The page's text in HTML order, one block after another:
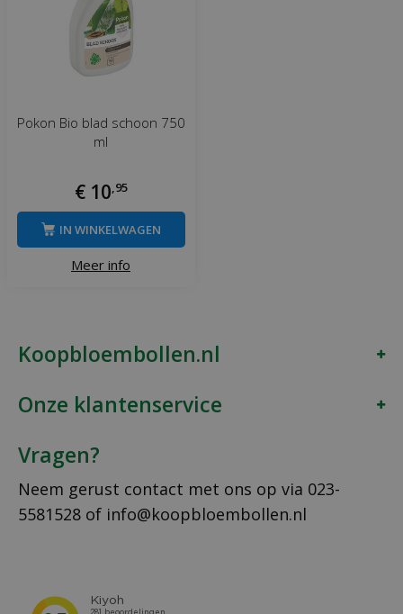
Pokon Bio blad schoon 750
ml
€ 10 95
Meer info
IN WINKELWAGEN
Koopbloembollen.nl
Onze klantenservice
Vragen?
Neem gerust contact met ons op via 023-
5581528 of info@koopbloembollen.nl